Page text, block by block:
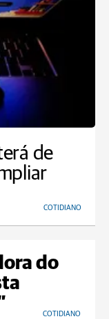
de
COTIDIANO
do
COTIDIANO